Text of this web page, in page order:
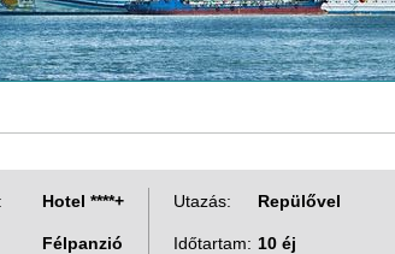
Hotel ****+
Félpanzió
Utazás: Repülővel
Időtartam: 10 éj